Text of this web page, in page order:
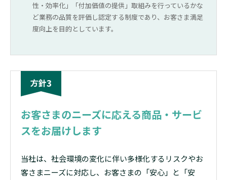
性・効率化」「付加価値の提供」取組みを行っているかな
ど業務の品質を評価し認定する制度であり、お客さま満足
度向上を目的としています。
方針3
お客さまのニーズに応える商品・サービ
スをお届けします
当社は、社会環境の変化に伴い多様化するリスクやお
客さまニーズに対応し、お客さまの「安心」と「安